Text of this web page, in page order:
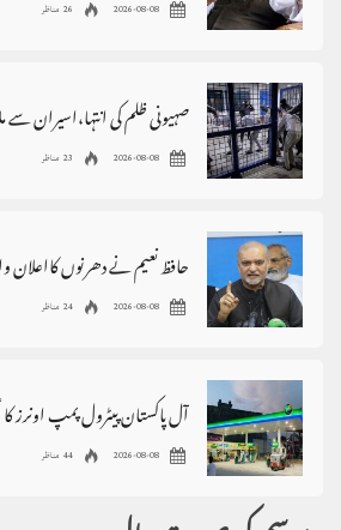
2026-08-08 26 مناظر
2026-08-08 23 مناظر
حافظ نعیم نے دھرنوں
2026-08-08 24 مناظر
2026-08-08 44 مناظر